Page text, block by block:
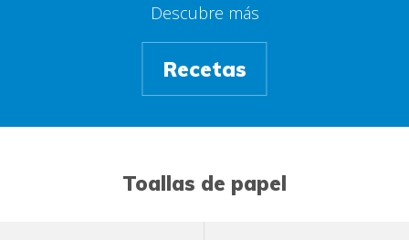
Descubre más
Recetas
Toallas de papel